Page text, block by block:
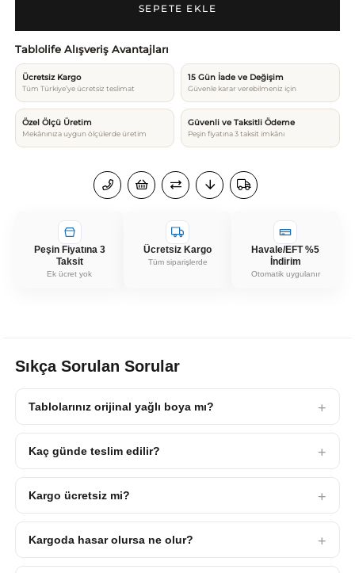
Tablolife Alışveriş Avantajları
Ücretsiz Kargo
Tüm Türkiye’ye ücretsiz teslimat
15 Gün İade ve Değişim
Güvenle karar verebilmeniz için
Özel Ölçü Üretim
Mekânınıza uygun ölçülerde üretim
Güvenli ve Taksitli Ödeme
Peşin fiyatına 3 taksit imkânı
Peşin Fiyatına 3
Taksit
Ek ücret yok
Ücretsiz Kargo
Tüm siparişlerde
Havale/EFT %5
İndirim
Otomatik uygulanır
Sıkça Sorulan Sorular
Tablolarınız orijinal yağlı boya mı?
Kaç günde teslim edilir?
Kargo ücretsiz mi?
Kargoda hasar olursa ne olur?